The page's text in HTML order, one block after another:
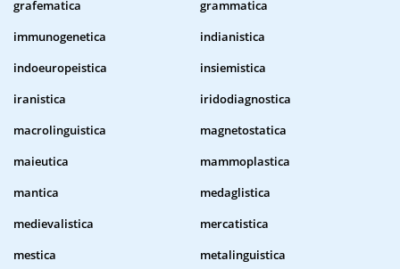
grafematica
grammatica
immunogenetica
indianistica
indoeuropeistica
insiemistica
iranistica
iridodiagnostica
macrolinguistica
magnetostatica
maieutica
mammoplastica
mantica
medaglistica
medievalistica
mercatistica
mestica
metalinguistica